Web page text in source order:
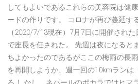
してもよいであるこれらの美容院は健
ードの作りです。 コロナが再び蔓延す
（2020/7/13現在）7月7日に開催され
で座長を任された。 先週は夜になると
ちよかったのであるがここの梅雨の長
を再開しようか、週一回の10kmランは